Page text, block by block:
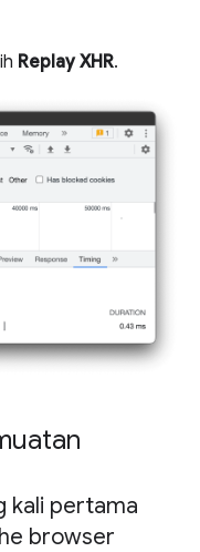
Replay XHR.
kali pertama
browser